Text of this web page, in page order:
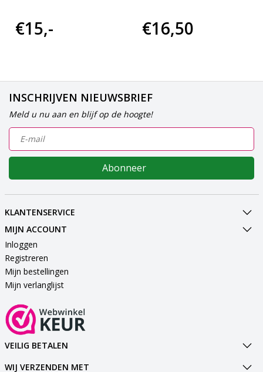
€15,- €16,50
INSCHRIJVEN NIEUWSBRIEF
Meld u nu aan en blijf op de hoogte!
Abonneer
KLANTENSERVICE
MIJN ACCOUNT
Inloggen
Registreren
Mijn bestellingen
Mijn verlanglijst
VEILIG BETALEN
WIJ VERZENDEN MET